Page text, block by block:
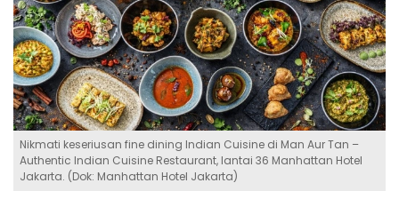
Nikmati keseriusan fine dining Indian Cuisine di Man Aur Tan –
Authentic Indian Cuisine Restaurant, lantai 36 Manhattan Hotel
Jakarta. (Dok: Manhattan Hotel Jakarta)